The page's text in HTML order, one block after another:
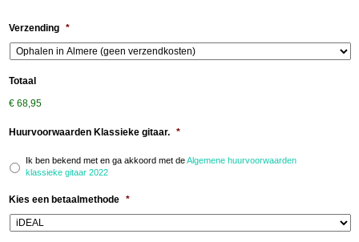
Verzending *
Totaal
€ 68,95
Huurvoorwaarden Klassieke gitaar. *
Ik ben bekend met en ga akkoord met deAlgemene huurvoorwaarden
klassieke gitaar 2022
Kies een betaalmethode *